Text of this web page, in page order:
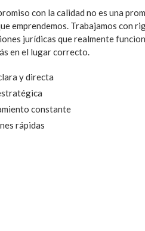
con la calidad no es una
emprendemos. Trabajamos con
jurídicas que realmente
en el lugar correcto.
y directa
constante
rápidas